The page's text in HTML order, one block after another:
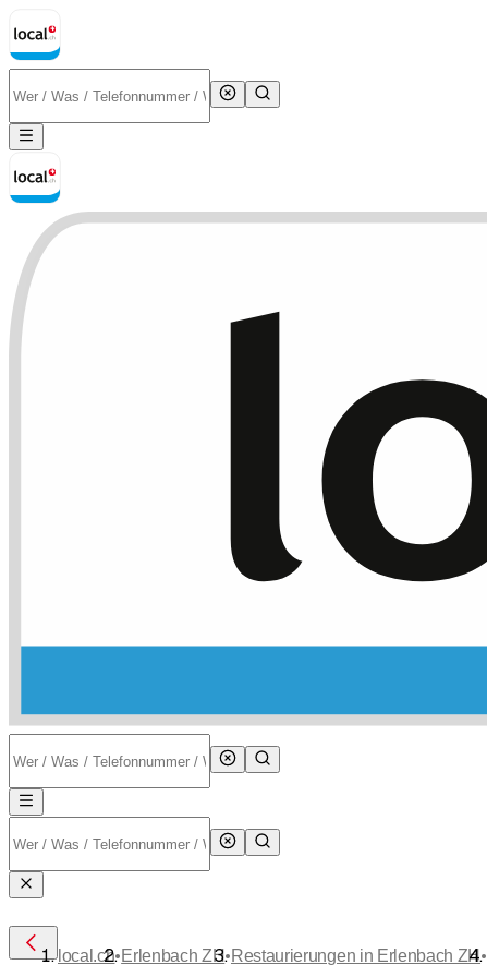
local.ch•Erlenbach ZH•Restaurierungen in Erlenbach ZH•